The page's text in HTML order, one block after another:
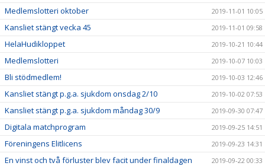
Medlemslotteri oktober 2019-11-01 10:05
Kansliet stängt vecka 45 2019-11-01 09:58
HelaHudikloppet 2019-10-21 10:44
Medlemslotteri 2019-10-07 10:03
Bli stödmedlem! 2019-10-03 12:46
Kansliet stängt p.g.a. sjukdom onsdag 2/10 2019-10-02 07:53
Kansliet stängt p.g.a. sjukdom måndag 30/9 2019-09-30 07:47
Digitala matchprogram 2019-09-25 14:51
Föreningens Elitlicens 2019-09-23 14:31
En vinst och två förluster blev facit under finaldagen 2019-09-22 00:33